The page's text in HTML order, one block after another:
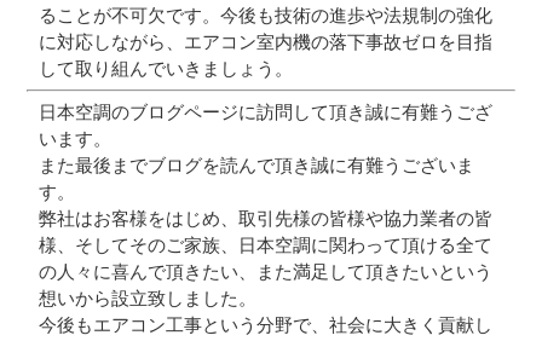
ることが不可欠です。今後も技術の進歩や法規制の強化
に対応しながら、エアコン室内機の落下事故ゼロを目指
して取り組んでいきましょう。
日本空調のブログページに訪問して頂き誠に有難うござ
います。
また最後までブログを読んで頂き誠に有難うございま
す。
弊社はお客様をはじめ、取引先様の皆様や協力業者の皆
様、そしてそのご家族、日本空調に関わって頂ける全て
の人々に喜んで頂きたい、また満足して頂きたいという
想いから設立致しました。
今後もエアコン工事という分野で、社会に大きく貢献し